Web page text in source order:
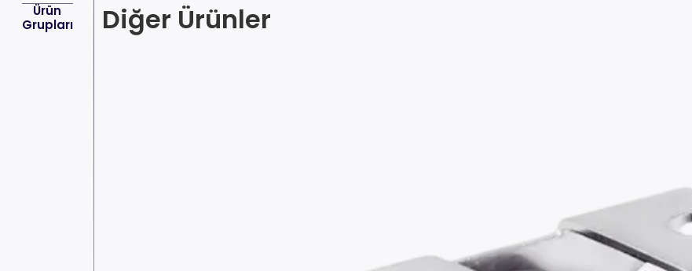
Ürün
Grupları
Diğer Ürünler